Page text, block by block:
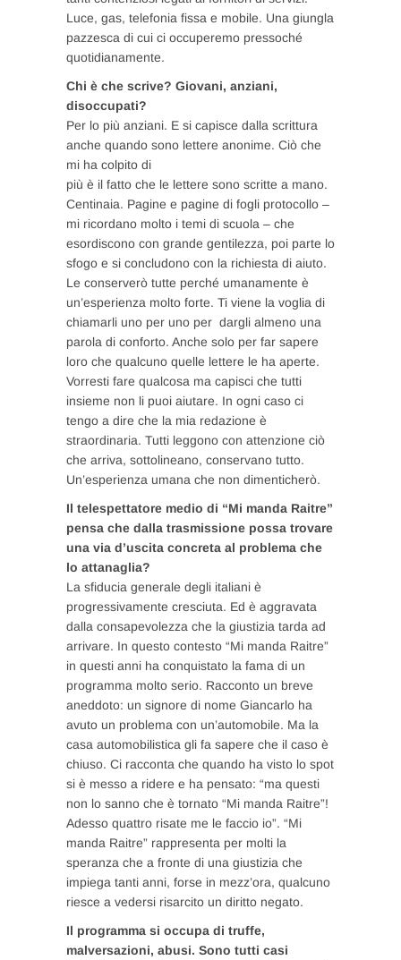
Luce, gas, telefonia fissa e mobile. Una giungla
pazzesca di cui ci occuperemo pressoché
quotidianamente.
Chi è che scrive? Giovani, anziani,
disoccupati?
Per lo più anziani. E si capisce dalla scrittura
anche quando sono lettere anonime. Ciò che
mi ha colpito di
più è il fatto che le lettere sono scritte a mano.
Centinaia. Pagine e pagine di fogli protocollo –
mi ricordano molto i temi di scuola – che
esordiscono con grande gentilezza, poi parte lo
sfogo e si concludono con la richiesta di aiuto.
Le conserverò tutte perché umanamente è
un’esperienza molto forte. Ti viene la voglia di
chiamarli uno per uno per dargli almeno una
parola di conforto. Anche solo per far sapere
loro che qualcuno quelle lettere le ha aperte.
Vorresti fare qualcosa ma capisci che tutti
insieme non li puoi aiutare. In ogni caso ci
tengo a dire che la mia redazione è
straordinaria. Tutti leggono con attenzione ciò
che arriva, sottolineano, conservano tutto.
Un’esperienza umana che non dimenticherò.
Il telespettatore medio di “Mi manda Raitre”
pensa che dalla trasmissione possa trovare
una via d’uscita concreta al problema che
lo attanaglia?
La sfiducia generale degli italiani è
progressivamente cresciuta. Ed è aggravata
dalla consapevolezza che la giustizia tarda ad
arrivare. In questo contesto “Mi manda Raitre”
in questi anni ha conquistato la fama di un
programma molto serio. Racconto un breve
aneddoto: un signore di nome Giancarlo ha
avuto un problema con un’automobile. Ma la
casa automobilistica gli fa sapere che il caso è
chiuso. Ci racconta che quando ha visto lo spot
si è messo a ridere e ha pensato: “ma questi
non lo sanno che è tornato “Mi manda Raitre”!
Adesso quattro risate me le faccio io”. “Mi
manda Raitre” rappresenta per molti la
speranza che a fronte di una giustizia che
impiega tanti anni, forse in mezz’ora, qualcuno
riesce a vedersi risarcito un diritto negato.
Il programma si occupa di truffe,
malversazioni, abusi. Sono tutti casi